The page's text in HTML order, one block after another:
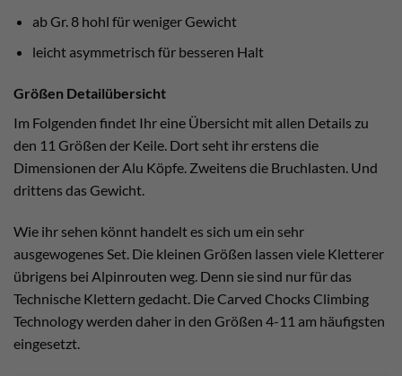
ab Gr. 8 hohl für weniger Gewicht
leicht asymmetrisch für besseren Halt
Größen Detailübersicht
Im Folgenden findet Ihr eine Übersicht mit allen Details zu
den 11 Größen der Keile. Dort seht ihr erstens die
Dimensionen der Alu Köpfe. Zweitens die Bruchlasten. Und
drittens das Gewicht.
Wie ihr sehen könnt handelt es sich um ein sehr
ausgewogenes Set. Die kleinen Größen lassen viele Kletterer
übrigens bei Alpinrouten weg. Denn sie sind nur für das
Technische Klettern gedacht. Die Carved Chocks Climbing
Technology werden daher in den Größen 4-11 am häufigsten
eingesetzt.